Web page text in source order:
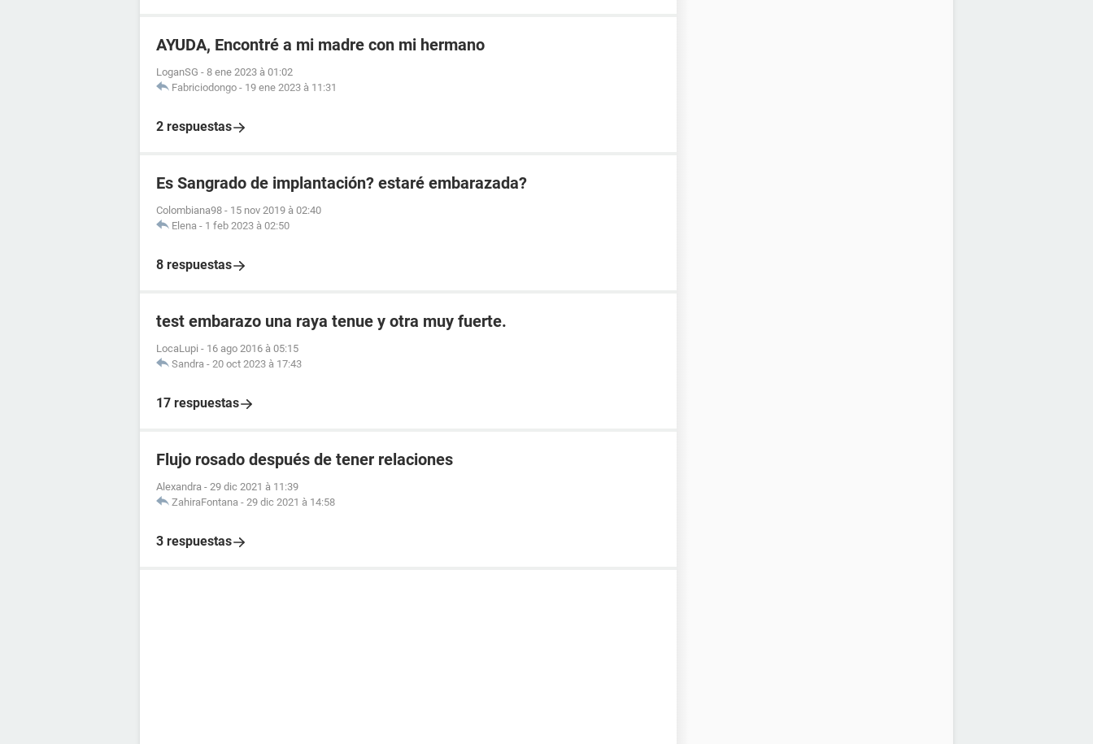
AYUDA, Encontré a mi madre con mi hermano
LoganSG - 8 ene 2023 à 01:02
Fabriciodongo - 19 ene 2023 à 11:31
2 respuestas
Es Sangrado de implantación? estaré embarazada?
Colombiana98 - 15 nov 2019 à 02:40
Elena - 1 feb 2023 à 02:50
8 respuestas
test embarazo una raya tenue y otra muy fuerte.
LocaLupi - 16 ago 2016 à 05:15
Sandra - 20 oct 2023 à 17:43
17 respuestas
Flujo rosado después de tener relaciones
Alexandra - 29 dic 2021 à 11:39
ZahiraFontana - 29 dic 2021 à 14:58
3 respuestas